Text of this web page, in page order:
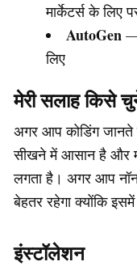
मार्केटर्स के लिए
AutoGen —
लिए
मेरी सलाह किसे
अगर आप कोडिंग
सीखने में आसान है और
लगता है। अगर आप
बेहतर रहेगा क्योंकि
इंस्टॉलेशन